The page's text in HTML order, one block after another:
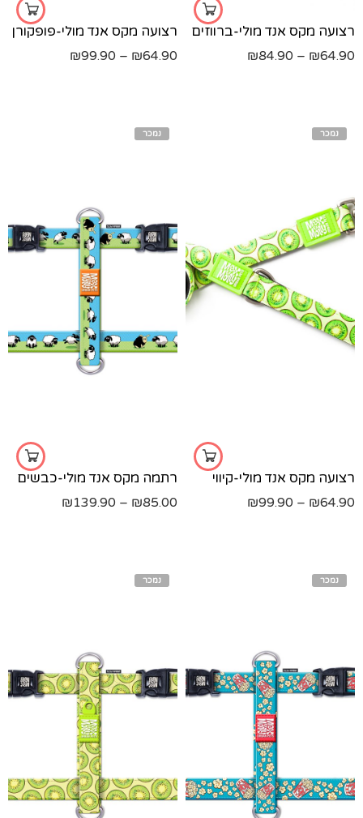
רצועה מקס אנד מולי-ברווזים
₪64.90
–
₪84.90
רצועה מקס אנד מולי-פופקורן
₪64.90
–
₪99.90
נמכר
רצועה מקס אנד מולי-קיווי
₪64.90
–
₪99.90
נמכר
רתמה מקס אנד מולי-כבשים
₪85.00
–
₪139.90
נמכר נמכר